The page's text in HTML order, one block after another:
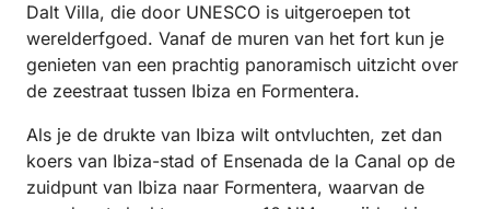
Dalt Villa, die door UNESCO is uitgeroepen tot
werelderfgoed. Vanaf de muren van het fort kun je
genieten van een prachtig panoramisch uitzicht over
de zeestraat tussen Ibiza en Formentera.
Als je de drukte van Ibiza wilt ontvluchten, zet dan
koers van Ibiza-stad of Ensenada de la Canal op de
zuidpunt van Ibiza naar Formentera, waarvan de